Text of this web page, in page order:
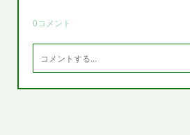
0コメント